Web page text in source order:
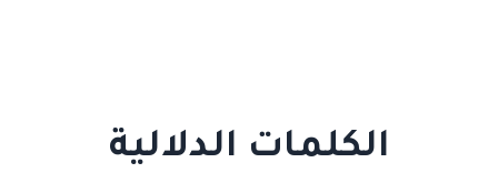
الكلمات الدلالية